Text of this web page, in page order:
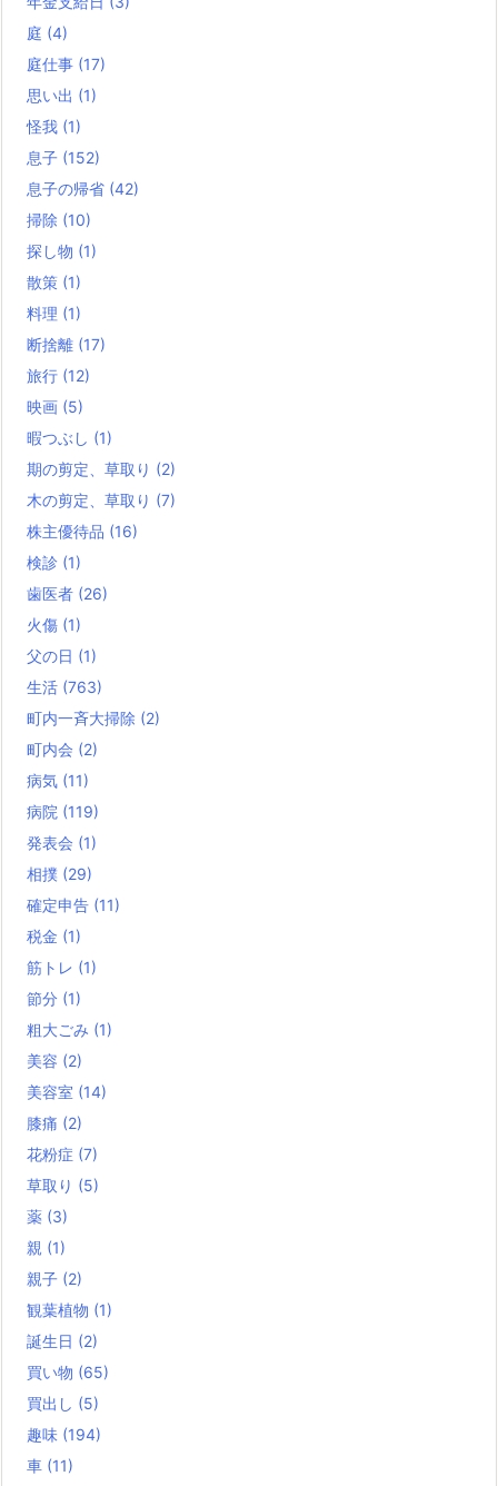
庭 (4)
庭仕事 (17)
思い出 (1)
怪我 (1)
息子 (152)
息子の帰省 (42)
掃除 (10)
探し物 (1)
散策 (1)
料理 (1)
断捨離 (17)
旅行 (12)
映画 (5)
暇つぶし (1)
期の剪定、草取り (2)
木の剪定、草取り (7)
株主優待品 (16)
検診 (1)
歯医者 (26)
火傷 (1)
父の日 (1)
生活 (763)
町内一斉大掃除 (2)
町内会 (2)
病気 (11)
病院 (119)
発表会 (1)
相撲 (29)
確定申告 (11)
税金 (1)
筋トレ (1)
節分 (1)
粗大ごみ (1)
美容 (2)
美容室 (14)
膝痛 (2)
花粉症 (7)
草取り (5)
薬 (3)
親 (1)
親子 (2)
観葉植物 (1)
誕生日 (2)
買い物 (65)
買出し (5)
趣味 (194)
車 (11)